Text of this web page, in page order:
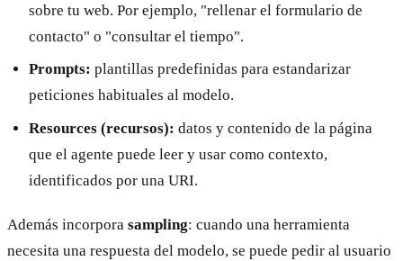
sobre tu web. Por ejemplo, "rellenar el formulario de
contacto" o "consultar el tiempo".
Prompts: plantillas predefinidas para estandarizar
peticiones habituales al modelo.
Resources (recursos): datos y contenido de la página
que el agente puede leer y usar como contexto,
identificados por una URI.
Además incorpora sampling: cuando una herramienta
necesita una respuesta del modelo, se puede pedir al usuario